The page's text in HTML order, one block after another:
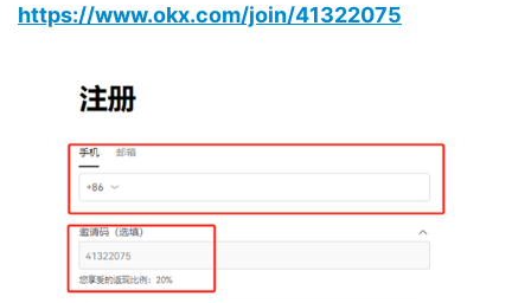
https://www.okx.com/join/41322075